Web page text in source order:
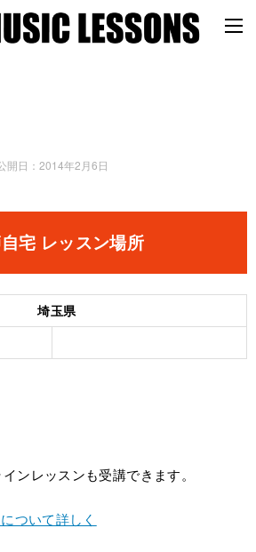
開日： 2014年2月6日
宅 レッスン場所
埼玉県
ンレッスンも受講できます。
ついて詳しく